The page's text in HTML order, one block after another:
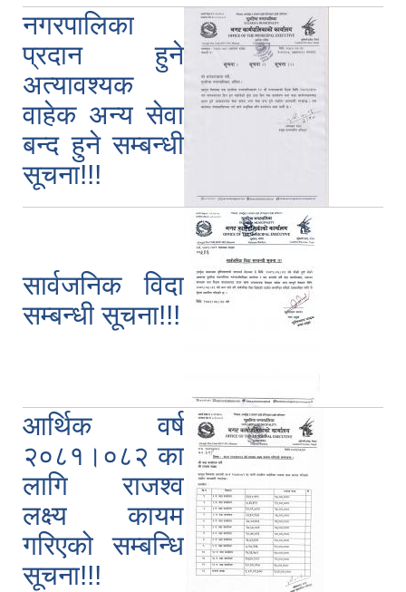
नगरपालिका
प्रदान हुने
अत्यावश्यक
वाहेक अन्य सेवा
बन्द हुने सम्बन्धी
सूचना!!!
सार्वजनिक विदा
सम्बन्धी सूचना!!!
आर्थिक वर्ष
२०८१।०८२ का
लागि राजश्व
लक्ष्य कायम
गरिएको सम्बन्धि
सूचना!!!